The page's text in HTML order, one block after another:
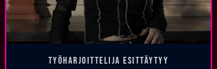
Työharjoittelija esittäytyy